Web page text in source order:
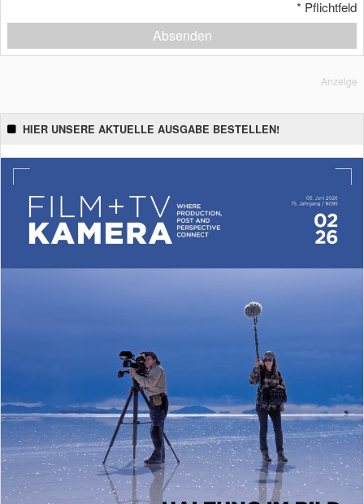
* Pflichtfeld
Absenden
Anzeige
HIER UNSERE AKTUELLE AUSGABE BESTELLEN!